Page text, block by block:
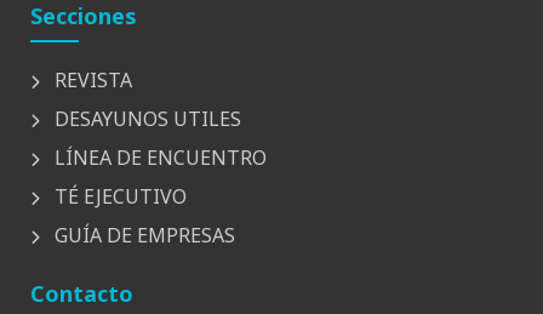
Secciones
REVISTA
DESAYUNOS UTILES
LÍNEA DE ENCUENTRO
TÉ EJECUTIVO
GUÍA DE EMPRESAS
Contacto